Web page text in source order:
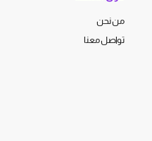
من نحن
تواصل معنا